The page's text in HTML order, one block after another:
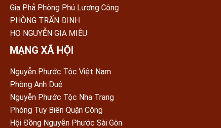
Gia Phả Phòng Phú Lương Công
PHÒNG TRẤN ÐỊNH
HỌ NGUYỄN GIA MIÊU
MẠNG XÃ HỘI
Nguyễn Phước Tộc Việt Nam
Phòng Anh Duệ
Nguyễn Phước Tộc Nha Trang
Phòng Tuy Biên Quận Công
Hội Đồng Nguyễn Phước Sài Gòn